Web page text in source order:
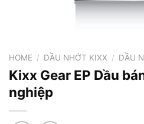
HOME / DẦU NHỚT KIXX / DẦU
Kixx Gear EP Dầu
nghiệp